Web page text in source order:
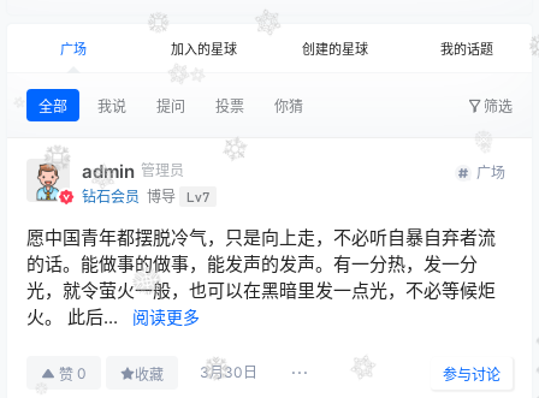
广场 加入的星球 创建的星球 我的话题
全部 我说 提问 投票 你猜 筛选
admin 管理员
钻石会员 博导 Lv7
广场
愿中国青年都摆脱冷气，只是向上走，不必听自暴自弃者流
的话。能做事的做事，能发声的发声。有一分热，发一分
光，就令萤火一般，也可以在黑暗里发一点光，不必等候炬
火。 此后...
阅读更多
赞 0 收藏 3月30日 参与讨论